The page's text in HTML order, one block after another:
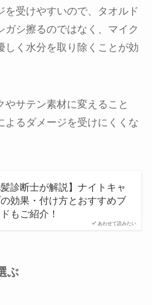
を受けやすいので、タオルド
ガシ擦るのではなく、マイク
しく水分を取り除くことが効
やサテン素材に変えること
よるダメージを受けにくくな
あわせて読みたい
髪診断士が解説】ナイトキャ
効果・付け方とおすすめブ
もご紹介！
ぶ